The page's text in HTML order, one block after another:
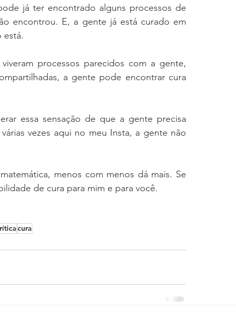
já ter encontrado alguns processos de
encontrou. E, a gente já está curado em
está.
processos parecidos com a gente,
a gente pode encontrar cura
essa sensação de que a gente precisa
vezes aqui no meu Insta, a gente não
menos com menos dá mais. Se
de cura para mim e para você.
cura